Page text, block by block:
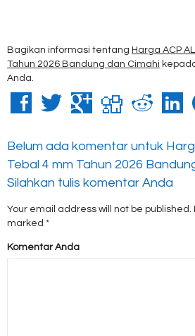
Bagikan informasi tentang Harga ACP
Tahun 2026 Bandung dan Cimahi
Anda.
Belum ada komentar untuk
Tebal 4 mm Tahun 2026
Silahkan tulis komentar Anda
Your email address will not be published.
marked *
Komentar Anda